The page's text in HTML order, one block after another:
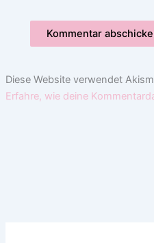
Diese Website verwendet
Erfahre, wie deine